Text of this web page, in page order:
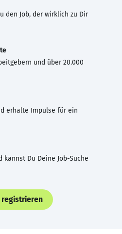
den Job, der wirklich zu Dir
und über 20.000
erhalte Impulse für ein
Du Deine Job-Suche
registrieren